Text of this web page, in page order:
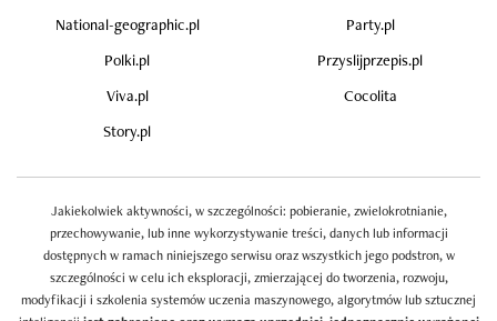
National-geographic.pl
Party.pl
Polki.pl
Przyslijprzepis.pl
Viva.pl
Cocolita
Story.pl
Jakiekolwiek aktywności, w szczególności: pobieranie, zwielokrotnianie,
przechowywanie, lub inne wykorzystywanie treści, danych lub informacji
dostępnych w ramach niniejszego serwisu oraz wszystkich jego podstron, w
szczególności w celu ich eksploracji, zmierzającej do tworzenia, rozwoju,
modyfikacji i szkolenia systemów uczenia maszynowego, algorytmów lub sztucznej